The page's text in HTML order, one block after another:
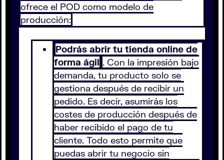
ofrece el POD como modelo de
producción:
Podrás abrir tu tienda online de
forma ágil . Con la impresión bajo
demanda, tu producto solo se
gestiona después de recibir un
pedido. Es decir, asumirás los
costes de producción después de
haber recibido el pago de tu
cliente. Todo esto permite que
puedas abrir tu negocio sin